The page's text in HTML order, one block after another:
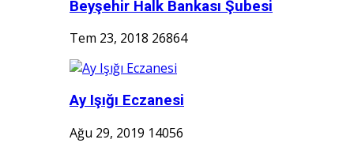
Beyşehir Halk Bankası Şubesi
Tem 23, 2018 26864
Ay Işığı Eczanesi
Ağu 29, 2019 14056